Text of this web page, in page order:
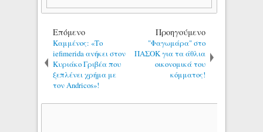
Επόμενο
Καμμένος: «Το
iefimerida ανήκει στον
Κυριάκο Γριβέα που
ξεπλένει χρήμα με
τον Andricos»!
Προηγούμενο
"Φαγωμάρα" στο
ΠΑΣΟΚ για τα άθλια
οικονομικά του
κόμματος!